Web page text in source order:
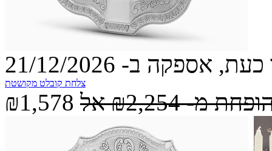
אספקה ב- 21/12/2026
צלחת קובלט מקושטת
₪1,578 מ-₪2,254 אל